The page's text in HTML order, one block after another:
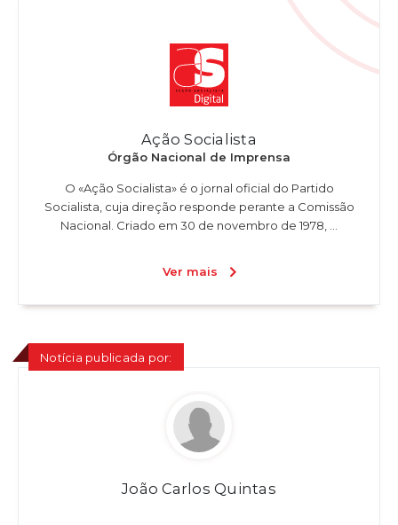
Ação Socialista
Órgão Nacional de Imprensa
O «Ação Socialista» é o jornal oficial do Partido
Socialista, cuja direção responde perante a Comissão
Nacional. Criado em 30 de novembro de 1978, ...
Ver mais
Notícia publicada por:
João Carlos Quintas